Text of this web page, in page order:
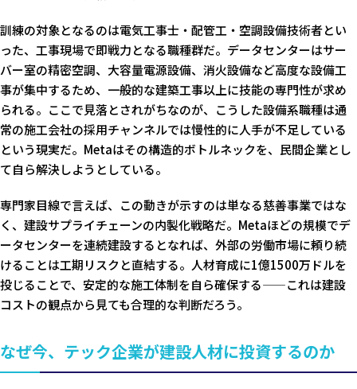
訓練の対象となるのは電気工事士・配管工・空調設備技術者とい
った、工事現場で即戦力となる職種群だ。データセンターはサー
バー室の精密空調、大容量電源設備、消火設備など高度な設備工
事が集中するため、一般的な建築工事以上に技能の専門性が求め
られる。ここで見落とされがちなのが、こうした設備系職種は通
常の施工会社の採用チャンネルでは慢性的に人手が不足している
という現実だ。Metaはその構造的ボトルネックを、民間企業とし
て自ら解決しようとしている。
専門家目線で言えば、この動きが示すのは単なる慈善事業ではな
く、建設サプライチェーンの内製化戦略だ。Metaほどの規模でデ
ータセンターを連続建設するとなれば、外部の労働市場に頼り続
けることは工期リスクと直結する。人材育成に1億1500万ドルを
投じることで、安定的な施工体制を自ら確保する——これは建設
コストの観点から見ても合理的な判断だろう。
なぜ今、テック企業が建設人材に投資するのか